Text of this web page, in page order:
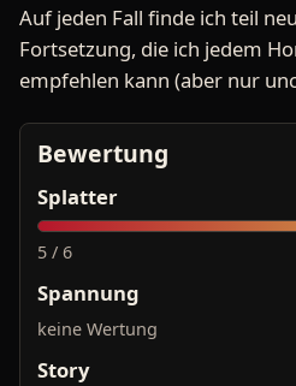
Auf jeden Fall finde ich teil
Fortsetzung, die ich jedem
empfehlen kann (aber nur
Bewertung
Splatter
5 / 6
Spannung
keine Wertung
Story